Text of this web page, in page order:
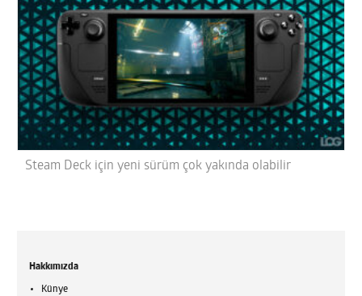
Steam Deck için yeni sürüm çok yakında olabilir
Hakkımızda
Künye